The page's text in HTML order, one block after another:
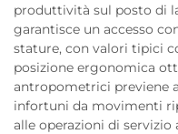
produttività sul posto di
garantisce un accesso
stature, con valori tipici
posizione ergonomica
antropometrici previene
infortuni da movimenti
alle operazioni di